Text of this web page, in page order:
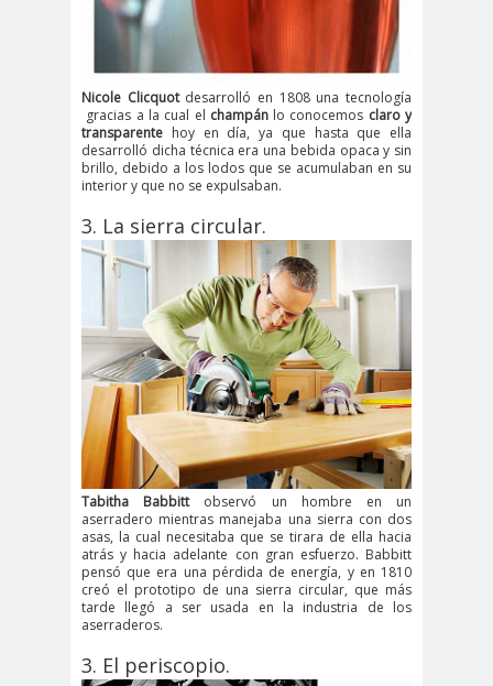
Nicole Clicquotdesarrolló en 1808 una tecnología
gracias a la cual el champánlo conocemos claro y
transparente hoy en día, ya que hasta que ella
desarrolló dicha técnica era una bebida opaca y sin
brillo, debido a los lodos que se acumulaban en su
interior y que no se expulsaban.
3. La sierra circular.
Tabitha Babbitt observó un hombre en un
aserradero mientras manejaba una sierra con dos
asas, la cual necesitaba que se tirara de ella hacia
atrás y hacia adelante con gran esfuerzo. Babbitt
pensó que era una pérdida de energía, y en 1810
creó el prototipo de una sierra circular, que más
tarde llegó a ser usada en la industria de los
aserraderos.
3. El periscopio.